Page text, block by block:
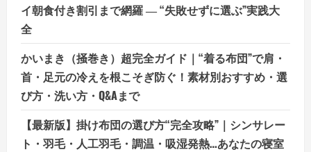
イ朝食付き割引まで網羅 ― “失敗せずに選ぶ”実践大
全
かいまき（掻巻き）超完全ガイド｜“着る布団”で肩・
首・足元の冷えを根こそぎ防ぐ！素材別おすすめ・選
び方・洗い方・Q&Aまで
【最新版】掛け布団の選び方“完全攻略”｜シンサレー
ト・羽毛・人工羽毛・調温・吸湿発熱…あなたの寝室